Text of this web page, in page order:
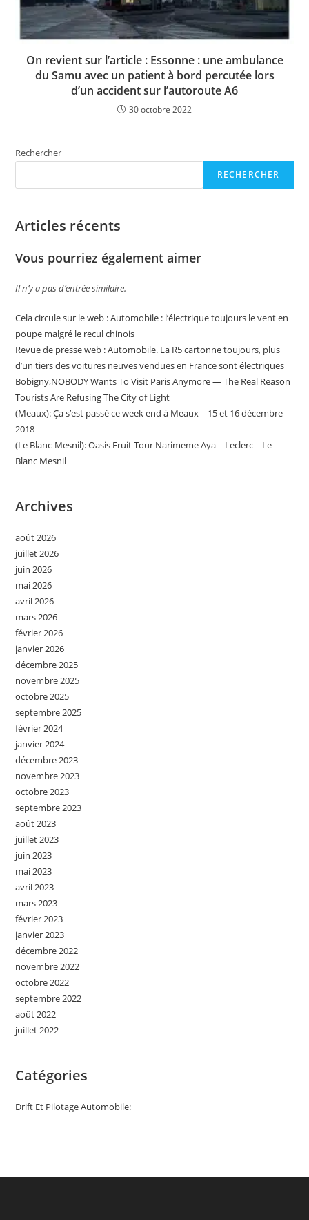
On revient sur l’article : Essonne : une ambulance
du Samu avec un patient à bord percutée lors
d’un accident sur l’autoroute A6
30 octobre 2022
Rechercher
RECHERCHER
Articles récents
Vous pourriez également aimer
Il n’y a pas d’entrée similaire.
Cela circule sur le web : Automobile : l’électrique toujours le vent en
poupe malgré le recul chinois
Revue de presse web : Automobile. La R5 cartonne toujours, plus
d’un tiers des voitures neuves vendues en France sont électriques
Bobigny,NOBODY Wants To Visit Paris Anymore — The Real Reason
Tourists Are Refusing The City of Light
(Meaux): Ça s’est passé ce week end à Meaux – 15 et 16 décembre
2018
(Le Blanc-Mesnil): Oasis Fruit Tour Narimeme Aya – Leclerc – Le
Blanc Mesnil
Archives
août 2026
juillet 2026
juin 2026
mai 2026
avril 2026
mars 2026
février 2026
janvier 2026
décembre 2025
novembre 2025
octobre 2025
septembre 2025
février 2024
janvier 2024
décembre 2023
novembre 2023
octobre 2023
septembre 2023
août 2023
juillet 2023
juin 2023
mai 2023
avril 2023
mars 2023
février 2023
janvier 2023
décembre 2022
novembre 2022
octobre 2022
septembre 2022
août 2022
juillet 2022
Catégories
Drift Et Pilotage Automobile: